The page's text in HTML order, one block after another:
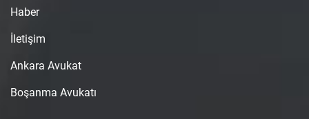
Haber
İletişim
Ankara Avukat
Boşanma Avukatı